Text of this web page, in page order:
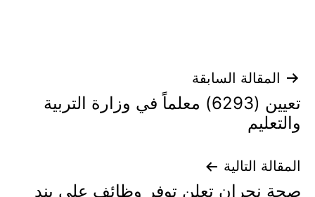
تصفّح
المقالات
المقالة السابقة
تعيين (6293) معلماً في وزارة التربية
والتعليم
المقالة التالية
صحة نجران تعلن توفر وظائف على بند